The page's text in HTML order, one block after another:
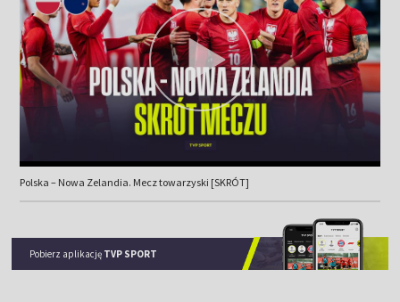
Polska – Nowa Zelandia. Mecz towarzyski [SKRÓT]
Pobierz aplikację TVP SPORT